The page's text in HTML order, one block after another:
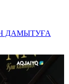
ДАМЫТУҒА